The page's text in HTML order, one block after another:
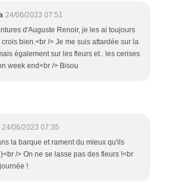
24/06/2023 07:51
d'Auguste Renoir, je les ai toujours
bien.<br /> Je me suis attardée sur la
également sur les fleurs et.. les cerises
week end<br /> Bisou
24/06/2023 07:35
la barque et rament du mieux qu'ils
/> On ne se lasse pas des fleurs !<br
!